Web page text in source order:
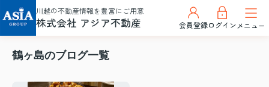
川越の不動産情報を豊富にご用意
株式会社 アジア不動産 会員登録ログインメニュー
鶴ヶ島のブログ一覧